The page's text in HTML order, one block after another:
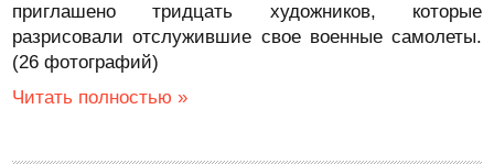
приглашено тридцать художников, которые
разрисовали отслужившие свое военные самолеты.
(26 фотографий)
Читать полностью »